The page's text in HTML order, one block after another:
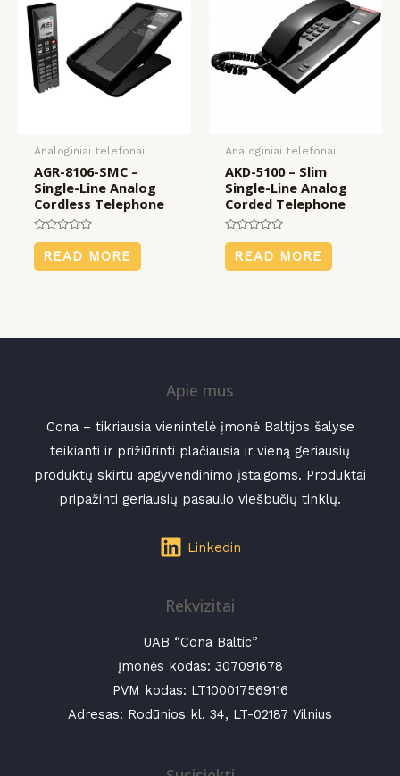
Analoginiai telefonai
AGR-8106-SMC –
Single-Line Analog
Cordless Telephone
Rated
out
of
READ MORE
Analoginiai telefonai
AKD-5100 – Slim
Single-Line Analog
Corded Telephone
Rated
out
of
READ MORE
Apie mus
Cona – tikriausia vienintelė įmonė Baltijos šalyse
teikianti ir prižiūrinti plačiausia ir vieną geriausių
produktų skirtu apgyvendinimo įstaigoms. Produktai
pripažinti geriausių pasaulio viešbučių tinklų.
Linkedin
Rekvizitai
UAB “Cona Baltic”
Įmonės kodas: 307091678
PVM kodas: LT100017569116
Adresas: Rodūnios kl. 34, LT-02187 Vilnius